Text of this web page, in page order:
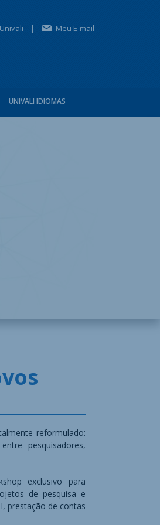
| Meu E-mail
UNIVALI IDIOMAS
reformulado:
pesquisadores,
exclusivo para
de pesquisa e
prestação de contas